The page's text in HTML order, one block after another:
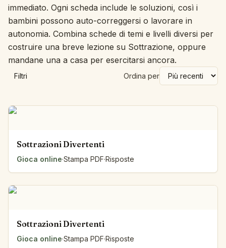
immediato. Ogni scheda include le soluzioni, così i
bambini possono auto-correggersi o lavorare in
autonomia. Combina schede di temi e livelli diversi per
costruire una breve lezione su Sottrazione, oppure
mandane una a casa per esercitarsi ancora.
Filtri Ordina per
Sottrazioni Divertenti
Gioca online·Stampa PDF·Risposte
Sottrazioni Divertenti
Gioca online·Stampa PDF·Risposte